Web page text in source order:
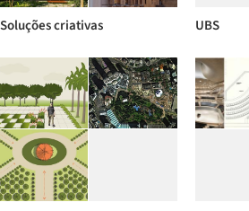
Soluções criativas UBS